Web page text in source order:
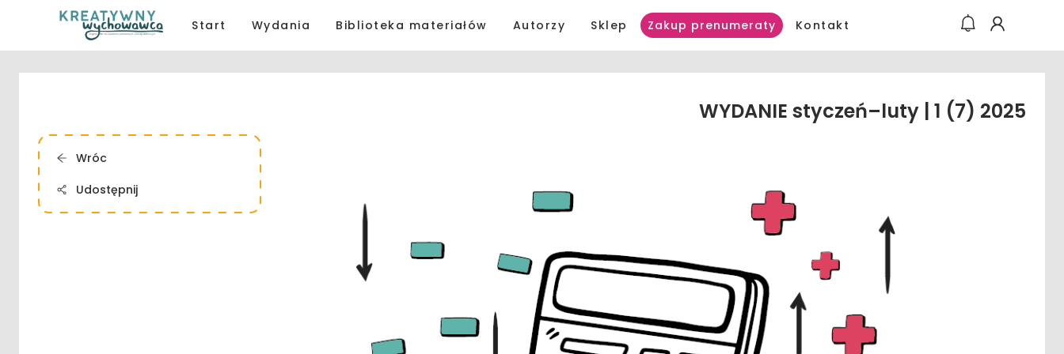
Start Wydania Biblioteka materiałów Autorzy Sklep Zakup prenumeraty Kontakt
Wróc
Udostępnij
WYDANIE styczeń–luty | 1 (7) 2025